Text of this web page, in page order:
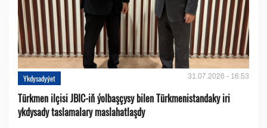
Ykdysadyýet 31.07.2026 - 16:53
Türkmen ilçisi JBIC-iň ýolbaşçysy bilen Türkmenistandaky iri
ykdysady taslamalary maslahatlaşdy